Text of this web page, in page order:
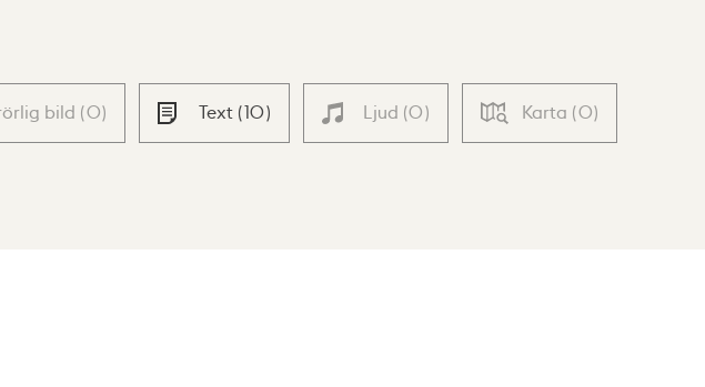
bild (0) Text (10) Ljud (0) Karta (0)